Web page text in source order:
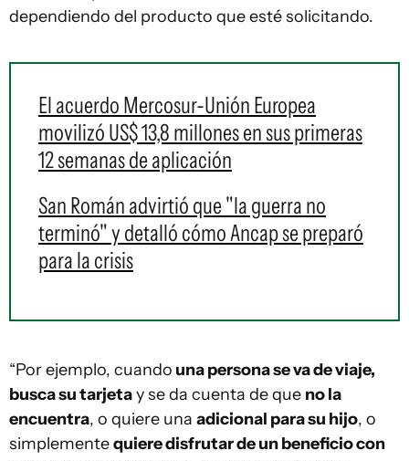
dependiendo del producto que esté solicitando.
El acuerdo Mercosur-Unión Europea
movilizó US$ 13,8 millones en sus primeras
12 semanas de aplicación
San Román advirtió que "la guerra no
terminó" y detalló cómo Ancap se preparó
para la crisis
“Por ejemplo, cuando una persona se va de viaje,
busca su tarjetay se da cuenta de que no la
encuentra, o quiere una adicional para su hijo, o
simplementequiere disfrutar de un beneficio con